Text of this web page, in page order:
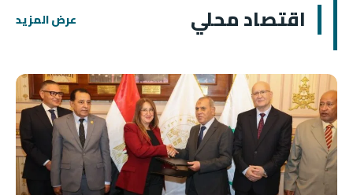
اقتصاد محلي عرض المزيد